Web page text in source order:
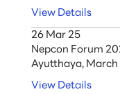
View Details
26 Mar 25
Nepcon Forum
Ayutthaya,
View Details